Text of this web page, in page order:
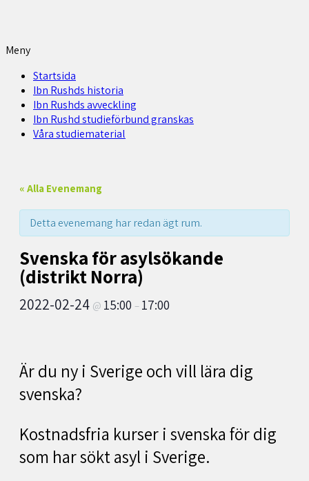
Meny
Startsida
Ibn Rushds historia
Ibn Rushds avveckling
Ibn Rushd studieförbund granskas​
Våra studiematerial
« Alla Evenemang
Detta evenemang har redan ägt rum.
Svenska för asylsökande
(distrikt Norra)
2022-02-24 @ 15:00 – 17:00
Är du ny i Sverige och vill lära dig
svenska?
Kostnadsfria kurser i svenska för dig
som har sökt asyl i Sverige.